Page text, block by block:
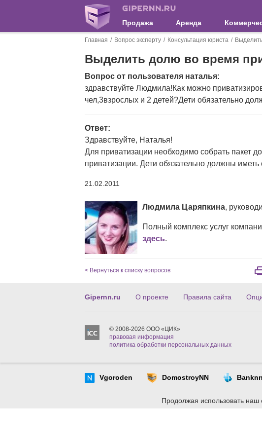
Продажа Аренда
Главная Вопрос эксперту Консультация юриста
Выделить долю во время
Вопрос от пользователя наталья:
здравствуйте Людмила!Как можно
чел,3взрослых и 2 детей?Дети обязательно
Ответ:
Здравствуйте, Наталья!
Для приватизации необходимо собрать пакет
приватизации. Дети обязательно должны
21.02.2011
Людмила Царяпкина,
Полный комплекс услуг
здесь.
< Вернуться к списку вопросов
Gipernn.ru О проекте Правила сайта
© 2008-2026 ООО «ЦИК»
правовая информация
политика обработки персональных данных
Vgoroden DomostroyNN Banknn
Продолжая использовать наш